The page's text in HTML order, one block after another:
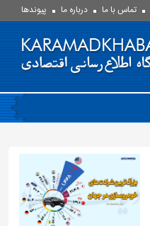
تماس با ما درباره ما پيوندها